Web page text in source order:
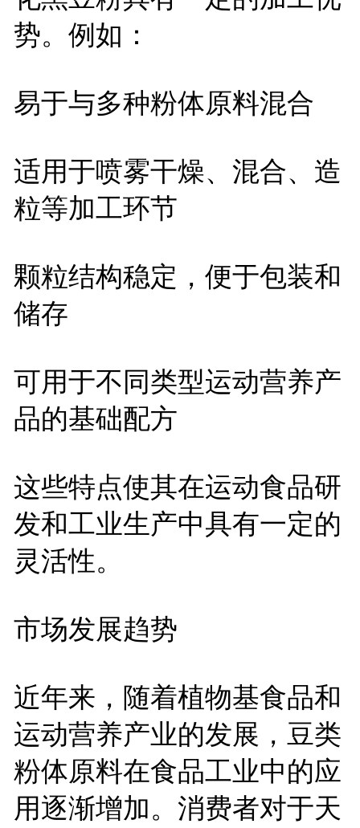
势。例如：
易于与多种粉体原料混合
适用于喷雾干燥、混合、造
粒等加工环节
颗粒结构稳定，便于包装和
储存
可用于不同类型运动营养产
品的基础配方
这些特点使其在运动食品研
发和工业生产中具有一定的
灵活性。
市场发展趋势
近年来，随着植物基食品和
运动营养产业的发展，豆类
粉体原料在食品工业中的应
用逐渐增加。消费者对于天